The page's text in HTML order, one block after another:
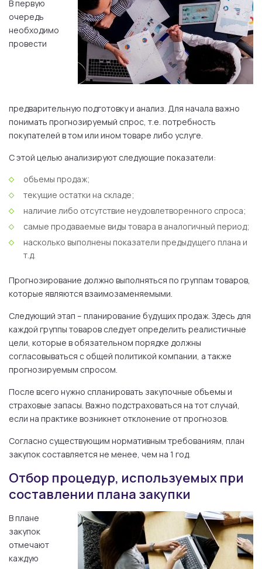
В первую
очередь
необходимо
провести
предварительную подготовку и анализ. Для начала важно
понимать прогнозируемый спрос, т.е. потребность
покупателей в том или ином товаре либо услуге.
С этой целью анализируют следующие показатели:
объемы продаж;
текущие остатки на складе;
наличие либо отсутствие неудовлетворенного спроса;
самые продаваемые виды товара в аналогичный период;
насколько выполнены показатели предыдущего плана и
т.д.
Прогнозирование должно выполняться по группам товаров,
которые являются взаимозаменяемыми.
Следующий этап – планирование будущих продаж. Здесь для
каждой группы товаров следует определить реалистичные
цели, которые в обязательном порядке должны
согласовываться с общей политикой компании, а также
прогнозируемым спросом.
После всего нужно спланировать закупочные объемы и
страховые запасы. Важно подстраховаться на тот случай,
если на практике возникнет отклонение от прогнозов.
Согласно существующим нормативным требованиям, план
закупок составляется не менее, чем на 1 год.
Отбор процедур, используемых при
составлении плана закупки
В плане
закупок
отмечают
каждую